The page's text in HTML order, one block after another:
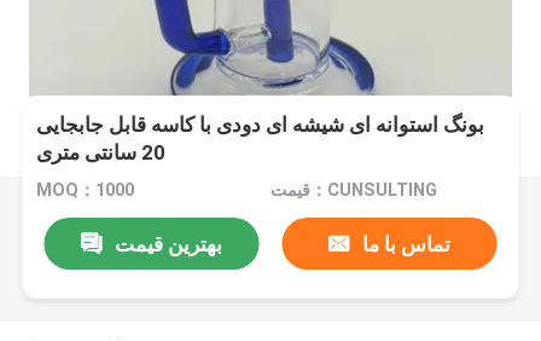
بونگ استوانه ای شیشه ای دودی با کاسه قابل جابجایی
20 سانتی متری
MOQ：1000 قیمت：CUNSULTING
بهترین قیمت تماس با ما